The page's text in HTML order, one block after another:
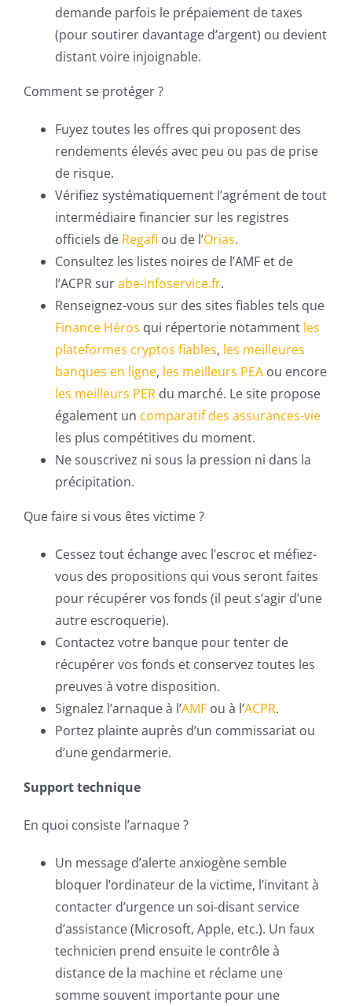
demande parfois le prépaiement de taxes
(pour soutirer davantage d’argent) ou devient
distant voire injoignable.
Comment se protéger ?
Fuyez toutes les offres qui proposent des
rendements élevés avec peu ou pas de prise
de risque.
Vérifiez systématiquement l’agrément de tout
intermédiaire financier sur les registres
officiels de Regafi ou de l’Orias.
Consultez les listes noires de l’AMF et de
l’ACPR surabe-infoservice.fr.
Renseignez-vous sur des sites fiables tels que
Finance Héros qui répertorie notamment les
plateformes cryptos fiables, les meilleures
banques en ligne, les meilleurs PEA ou encore
les meilleurs PER du marché. Le site propose
également un comparatif des assurances-vie
les plus compétitives du moment.
Ne souscrivez ni sous la pression ni dans la
précipitation.
Que faire si vous êtes victime ?
Cessez tout échange avec l’escroc et méfiez-
vous des propositions qui vous seront faites
pour récupérer vos fonds (il peut s’agir d’une
autre escroquerie).
Contactez votre banque pour tenter de
récupérer vos fonds et conservez toutes les
preuves à votre disposition.
Signalez l’arnaque à l’AMF ou à l’ACPR.
Portez plainte auprès d’un commissariat ou
d’une gendarmerie.
Support technique
En quoi consiste l’arnaque ?
Un message d’alerte anxiogène semble
bloquer l’ordinateur de la victime, l’invitant à
contacter d’urgence un soi-disant service
d’assistance (Microsoft, Apple, etc.). Un faux
technicien prend ensuite le contrôle à
distance de la machine et réclame une
somme souvent importante pour une